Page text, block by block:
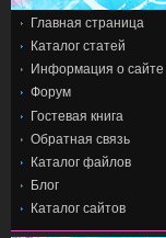
Главная страница
Каталог статей
Информация о сайте
Форум
Гостевая книга
Обратная связь
Каталог файлов
Блог
Каталог сайтов